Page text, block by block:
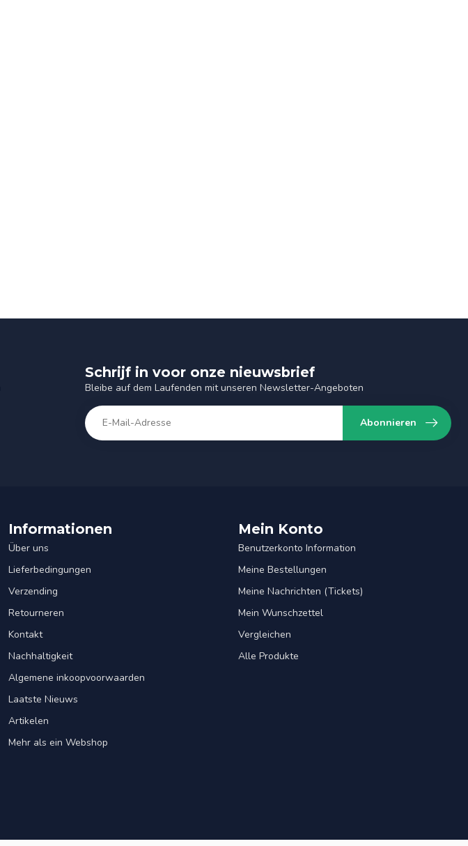
Schrijf in voor onze nieuwsbrief
Bleibe auf dem Laufenden mit unseren Newsletter-Angeboten
Abonnieren
Informationen
Über uns
Lieferbedingungen
Verzending
Retourneren
Kontakt
Nachhaltigkeit
Algemene inkoopvoorwaarden
Laatste Nieuws
Artikelen
Mehr als ein Webshop
Mein Konto
Benutzerkonto Information
Meine Bestellungen
Meine Nachrichten (Tickets)
Mein Wunschzettel
Vergleichen
Alle Produkte